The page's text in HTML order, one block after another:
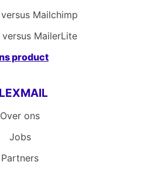
Mailchimp
versus MailerLite
product
Over ons
Jobs
Partners